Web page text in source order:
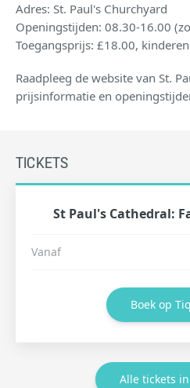
Adres: St. Paul's Churchyard
Openingstijden: 08.30-16.00
Toegangsprijs: £18.00,
Raadpleeg de website van St.
prijsinformatie en
TICKETS
St Paul's Cathedral:
Vanaf
Boek op
Alle tickets